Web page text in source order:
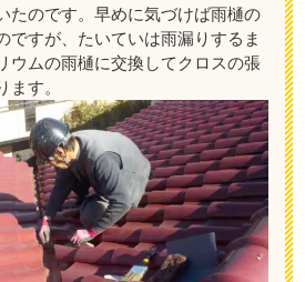
たのです。早めに気づけば雨樋の
ですが、たいていは雨漏りするま
ウムの雨樋に交換してクロスの張
ます。